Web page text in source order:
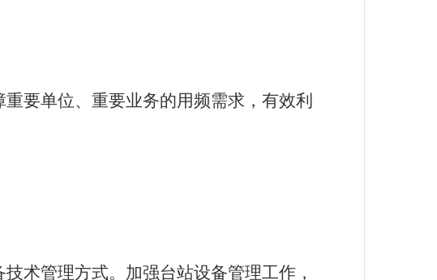
要单位、重要业务的用频需求，有效利
术管理方式。加强台站设备管理工作，